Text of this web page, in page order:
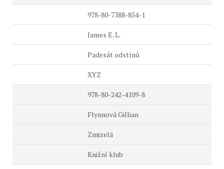
978-80-7388-854-1
James E. L.
Padesát odstínů
XYZ
978-80-242-4109-8
Flynnová Gillian
Zmizelá
Knižní klub